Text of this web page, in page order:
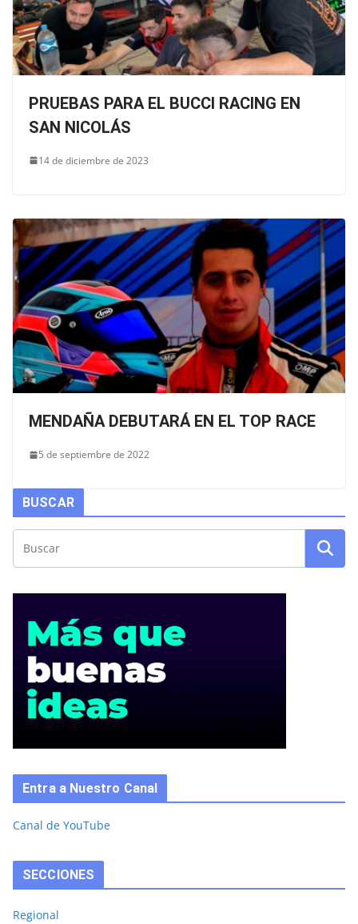
PRUEBAS PARA EL BUCCI RACING EN
SAN NICOLÁS
14 de diciembre de 2023
MENDAÑA DEBUTARÁ EN EL TOP RACE
5 de septiembre de 2022
BUSCAR
Entra a Nuestro Canal
Canal de YouTube
SECCIONES
Regional